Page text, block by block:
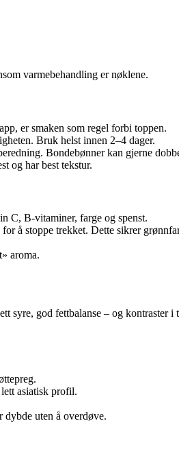
varmebehandling er nøklene.
er smaken som regel forbi toppen.
Bruk helst innen 2–4 dager.
Bondebønner kan gjerne
og har best tekstur.
C, B-vitaminer, farge og spenst.
å stoppe trekket. Dette sikrer
aroma.
syre, god fettbalanse – og kontraster i
asiatisk profil.
uten å overdøve.